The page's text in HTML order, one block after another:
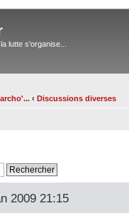
lutte s'organise...
‹ Discussions diverses
2009 21:15